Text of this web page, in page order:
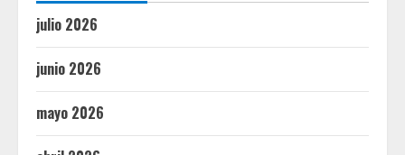
julio 2026
junio 2026
mayo 2026